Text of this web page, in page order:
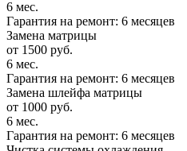
6 мес.
Гарантия на ремонт: 6 месяцев
Замена матрицы
от 1500 руб.
6 мес.
Гарантия на ремонт: 6 месяцев
Замена шлейфа матрицы
от 1000 руб.
6 мес.
Гарантия на ремонт: 6 месяцев